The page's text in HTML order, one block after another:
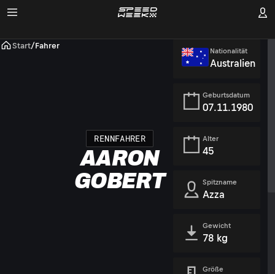
Start/Fahrer
RENNFAHRER
AARON
GOBERT
Nationalität
Australien
Geburtsdatum
07.11.1980
Alter
45
Spitzname
Azza
Gewicht
78 kg
Größe